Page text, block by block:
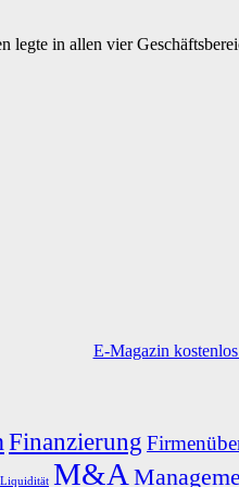
legte in allen vier
E-Magazin
Finanzierung
Liquidität M&A